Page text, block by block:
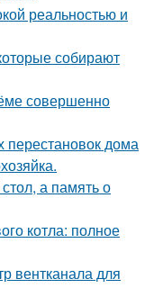
реальностью и
собирают
совершенно
перестановок дома
а память о
котла: полное
вентканала для